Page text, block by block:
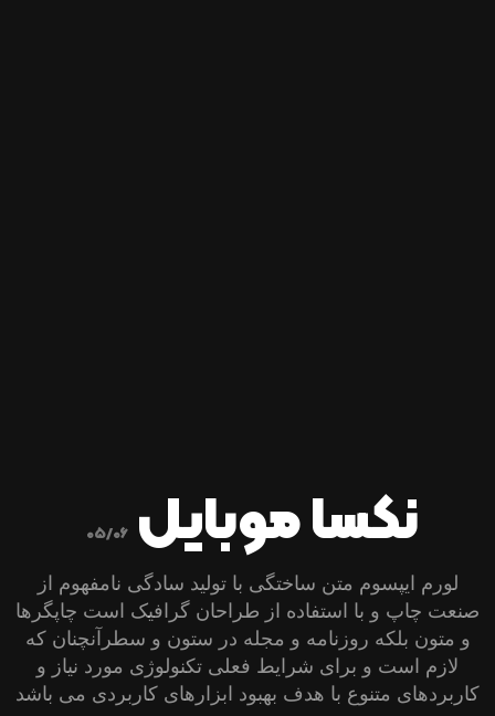
نکسا موبایل 05/06
لورم ایپسوم متن ساختگی با تولید سادگی نامفهوم از
صنعت چاپ و با استفاده از طراحان گرافیک است چاپگرها
و متون بلکه روزنامه و مجله در ستون و سطرآنچنان که
لازم است و برای شرایط فعلی تکنولوژی مورد نیاز و
کاربردهای متنوع با هدف بهبود ابزارهای کاربردی می باشد